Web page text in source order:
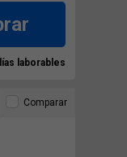
laborables
Comparar